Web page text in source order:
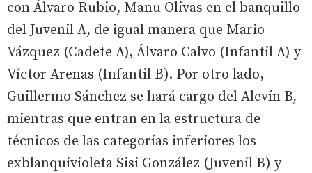
con Álvaro Rubio, Manu Olivas en el banquillo
del Juvenil A, de igual manera que Mario
Vázquez (Cadete A), Álvaro Calvo (Infantil A) y
Víctor Arenas (Infantil B). Por otro lado,
Guillermo Sánchez se hará cargo del Alevín B,
mientras que entran en la estructura de
técnicos de las categorías inferiores los
exblanquivioleta Sisi González (Juvenil B) y